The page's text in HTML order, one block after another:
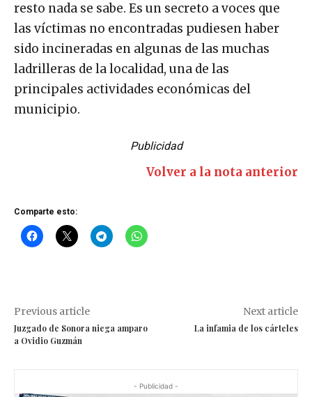
resto nada se sabe. Es un secreto a voces que
las víctimas no encontradas pudiesen haber
sido incineradas en algunas de las muchas
ladrilleras de la localidad, una de las
principales actividades económicas del
municipio.
Publicidad
Volver a la nota anterior
Comparte esto:
Previous article
Juzgado de Sonora niega amparo
a Ovidio Guzmán
Next article
La infamia de los cárteles
- Publicidad -